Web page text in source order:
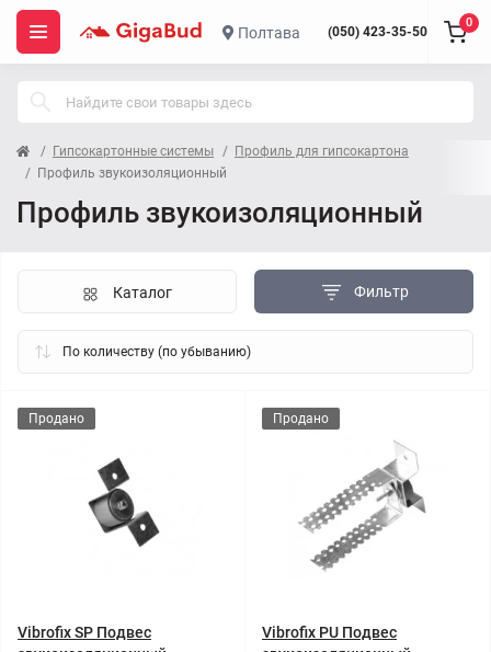
Полтава (050) 423-35-50
0
Гипсокартонные системы
Профиль для гипсокартона
Профиль звукоизоляционный
Профиль звукоизоляционный
Фильтр
Каталог
Продано
Vibrofix SP Подвес
Продано
Vibrofix PU Подвес